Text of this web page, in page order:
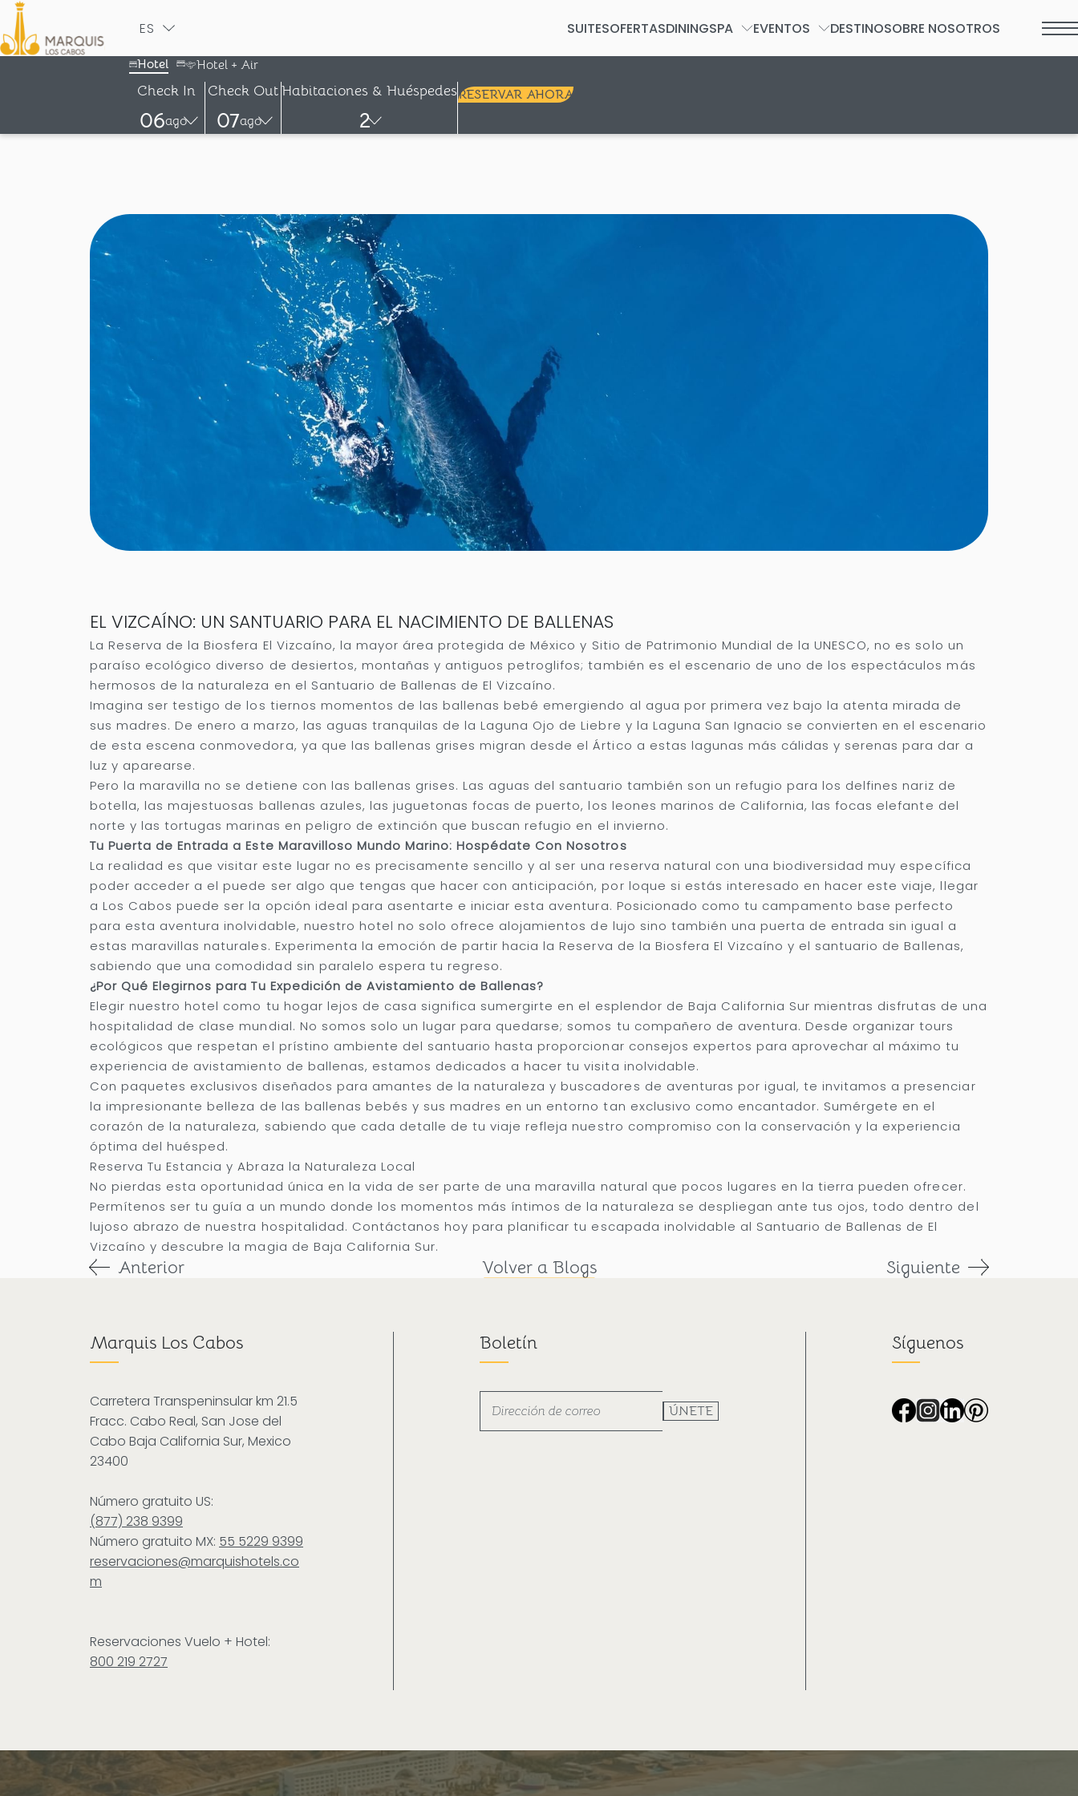
ES
ENGLISH
SUITESOFERTASDININGSPA EVENTOS
INCENTIVOS
DESTINOSOBRE NOSOTROS
Hotel Hotel + Air
Check In
06ago
Check Out
07ago
Habitaciones & Huéspedes
2
-
RESERVAR AHORA
EL VIZCAÍNO: UN SANTUARIO PARA EL NACIMIENTO DE BALLENAS
La Reserva de la Biosfera El Vizcaíno, la mayor área protegida de México y Sitio de Patrimonio Mundial de la UNESCO, no es solo un
paraíso ecológico diverso de desiertos, montañas y antiguos petroglifos; también es el escenario de uno de los espectáculos más
hermosos de la naturaleza en el Santuario de Ballenas de El Vizcaíno.
Imagina ser testigo de los tiernos momentos de las ballenas bebé emergiendo al agua por primera vez bajo la atenta mirada de
sus madres. De enero a marzo, las aguas tranquilas de la Laguna Ojo de Liebre y la Laguna San Ignacio se convierten en el escenario
de esta escena conmovedora, ya que las ballenas grises migran desde el Ártico a estas lagunas más cálidas y serenas para dar a
luz y aparearse.
Pero la maravilla no se detiene con las ballenas grises. Las aguas del santuario también son un refugio para los delfines nariz de
botella, las majestuosas ballenas azules, las juguetonas focas de puerto, los leones marinos de California, las focas elefante del
norte y las tortugas marinas en peligro de extinción que buscan refugio en el invierno.
Tu Puerta de Entrada a Este Maravilloso Mundo Marino: Hospédate Con Nosotros
La realidad es que visitar este lugar no es precisamente sencillo y al ser una reserva natural con una biodiversidad muy específica
poder acceder a el puede ser algo que tengas que hacer con anticipación, por loque si estás interesado en hacer este viaje, llegar
a Los Cabos puede ser la opción ideal para asentarte e iniciar esta aventura. Posicionado como tu campamento base perfecto
para esta aventura inolvidable, nuestro hotel no solo ofrece alojamientos de lujo sino también una puerta de entrada sin igual a
estas maravillas naturales. Experimenta la emoción de partir hacia la Reserva de la Biosfera El Vizcaíno y el santuario de Ballenas,
sabiendo que una comodidad sin paralelo espera tu regreso.
¿Por Qué Elegirnos para Tu Expedición de Avistamiento de Ballenas?
Elegir nuestro hotel como tu hogar lejos de casa significa sumergirte en el esplendor de Baja California Sur mientras disfrutas de una
hospitalidad de clase mundial. No somos solo un lugar para quedarse; somos tu compañero de aventura. Desde organizar tours
ecológicos que respetan el prístino ambiente del santuario hasta proporcionar consejos expertos para aprovechar al máximo tu
experiencia de avistamiento de ballenas, estamos dedicados a hacer tu visita inolvidable.
Con paquetes exclusivos diseñados para amantes de la naturaleza y buscadores de aventuras por igual, te invitamos a presenciar
la impresionante belleza de las ballenas bebés y sus madres en un entorno tan exclusivo como encantador. Sumérgete en el
corazón de la naturaleza, sabiendo que cada detalle de tu viaje refleja nuestro compromiso con la conservación y la experiencia
óptima del huésped.
Reserva Tu Estancia y Abraza la Naturaleza Local
No pierdas esta oportunidad única en la vida de ser parte de una maravilla natural que pocos lugares en la tierra pueden ofrecer.
Permítenos ser tu guía a un mundo donde los momentos más íntimos de la naturaleza se despliegan ante tus ojos, todo dentro del
lujoso abrazo de nuestra hospitalidad. Contáctanos hoy para planificar tu escapada inolvidable al Santuario de Ballenas de El
Vizcaíno y descubre la magia de Baja California Sur.
Anterior Volver a Blogs Siguiente
Marquis Los Cabos
Carretera Transpeninsular km 21.5
Fracc. Cabo Real, San Jose del
Cabo Baja California Sur, Mexico
23400
Número gratuito US:
(877) 238 9399
Número gratuito MX: 55 5229 9399
reservaciones@marquishotels.co
m
Reservaciones Vuelo + Hotel:
800 219 2727
Boletín
ÚNETE
Síguenos